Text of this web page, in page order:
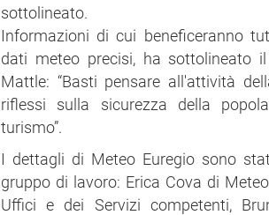
sottolineato.
Informazioni di cui beneficeranno
dati meteo precisi, ha sottolineato
Mattle: “Basti pensare all'attività
riflessi sulla sicurezza della
turismo”.
I dettagli di Meteo Euregio sono
gruppo di lavoro: Erica Cova di
Uffici e dei Servizi competenti,